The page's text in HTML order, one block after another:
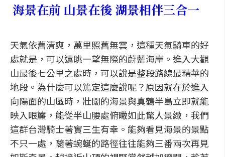
海景在前 山景在後 湖景相伴三合一
天氣依舊清爽，萬里照舊無雲，這種天氣騎車的好
處就是，可以遠眺一望無際的蔚藍海岸。進入大觀
山最後七公里之處時，可以說是整段路線最精華的
地段。為什麼可以篤定這麼說呢？原因就在於進入
向陽面的山區時，壯闊的海景與真鶴半島立即就能
映入眼簾，能從半山腰處俯瞰如此驚人景緻，我們
這群台灣騎士著實三生有幸。能夠看見海景的景點
不只一處，隨著蜿蜒的路徑往往能夠三番兩次再見